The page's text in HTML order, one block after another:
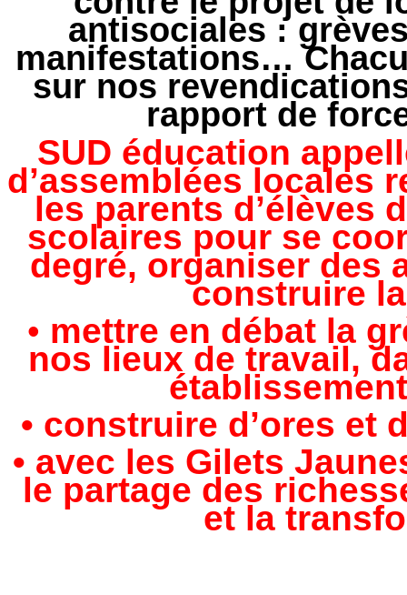
antisociales :
manifestations…
sur nos
rapport de
SUD éducation
d’assemblées locales
les parents d’élèves
scolaires pour se
degré, organiser des
construire
• mettre en débat la
nos lieux de travail,
• construire d’ores et
• avec les Gilets
le partage des
et la